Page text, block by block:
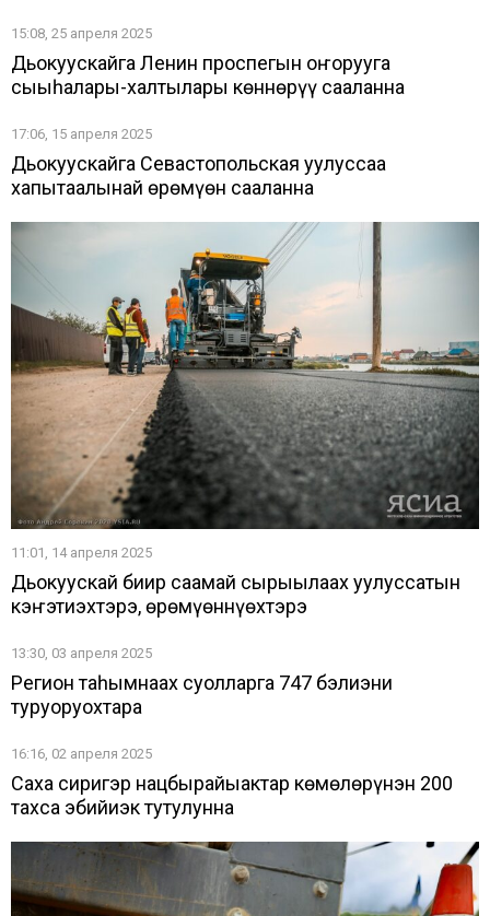
15:08, 25 апреля 2025
Дьокуускайга Ленин проспегын оҥорууга
сыыһалары-халтылары көннөрүү саҕаланна
17:06, 15 апреля 2025
Дьокуускайга Севастопольская уулуссаҕа
хапытаалынай өрөмүөн саҕаланна
11:01, 14 апреля 2025
Дьокуускай биир саамай сырыылаах уулуссатын
кэҥэтиэхтэрэ, өрөмүөннүөхтэрэ
13:30, 03 апреля 2025
Регион таһымнаах суолларга 747 бэлиэни
туруоруохтара
16:16, 02 апреля 2025
Саха сиригэр нацбырайыактар көмөлөрүнэн 200
тахса эбийиэк тутулунна